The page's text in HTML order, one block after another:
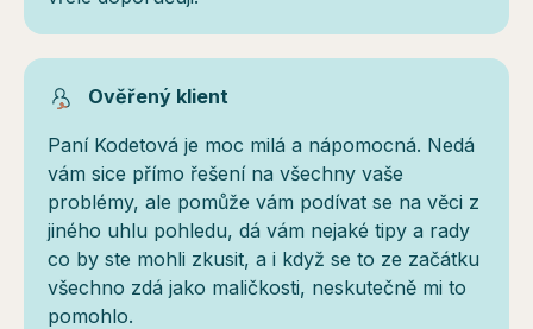
Ověřený klient
Paní Kodetová je moc milá a nápomocná. Nedá
vám sice přímo řešení na všechny vaše
problémy, ale pomůže vám podívat se na věci z
jiného uhlu pohledu, dá vám nejaké tipy a rady
co by ste mohli zkusit, a i když se to ze začátku
všechno zdá jako maličkosti, neskutečně mi to
pomohlo.